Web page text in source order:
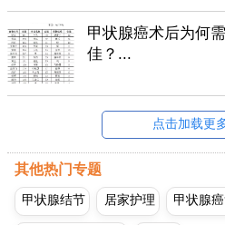
甲状腺癌术后为何
佳？...
点击加载更
其他热门专题
甲状腺结节 居家护理 甲状腺